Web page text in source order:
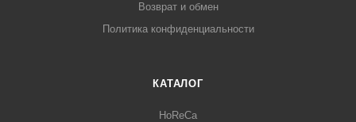
Возврат и обмен
Политика конфиденциальности
КАТАЛОГ
HoReCa